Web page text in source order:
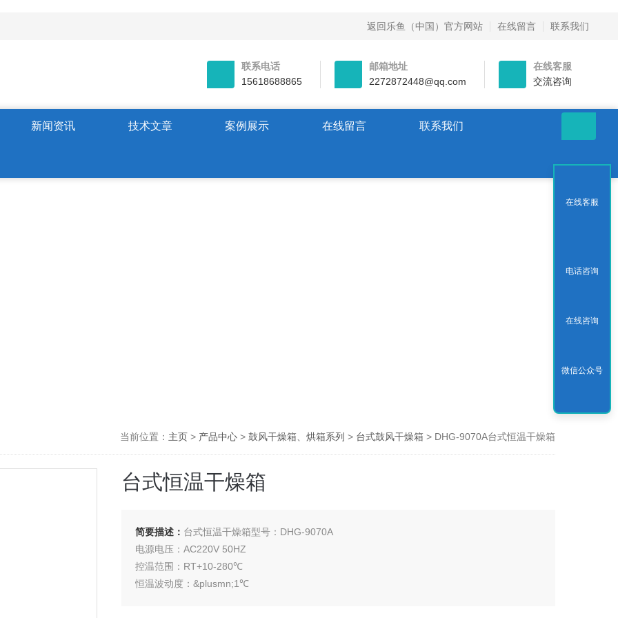
返回乐鱼（中国）官方网站 在线留言 联系我们
联系电话
15618688865
邮箱地址
2272872448@qq.com
在线客服
交流咨询
新闻资讯 技术文章 案例展示 在线留言 联系我们
当前位置： 主页 > 产品中心> 鼓风干燥箱、烘箱系列 > 台式鼓风干燥箱 > DHG-9070A台式恒温干燥箱
台式恒温干燥箱
简要描述： 台式恒温干燥箱型号：DHG-9070A
电源电压：AC220V 50HZ
控温范围：RT+10-280℃
恒温波动度：&plusmn;1℃
在线客服
电话咨询
在线咨询
微信公众号